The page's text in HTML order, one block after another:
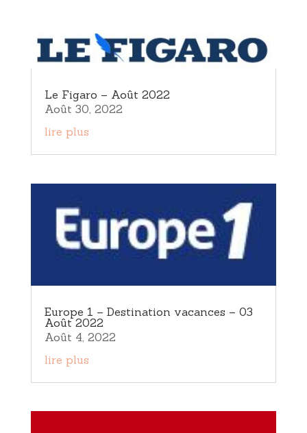
Le Figaro – Août 2022
Août 30, 2022
lire plus
Europe 1 – Destination vacances – 03
Août 2022
Août 4, 2022
lire plus